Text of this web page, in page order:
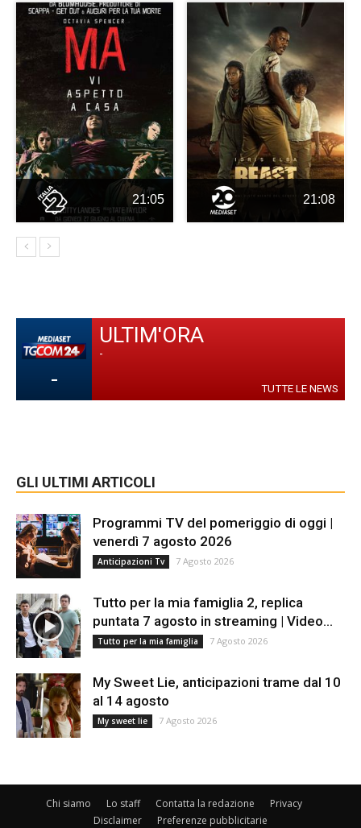
21:05 21:08
-
ULTIM'ORA
-
TUTTE LE NEWS
GLI ULTIMI ARTICOLI
Programmi TV del pomeriggio di oggi |
venerdì 7 agosto 2026
Anticipazioni Tv 7 Agosto 2026
Tutto per la mia famiglia 2, replica
puntata 7 agosto in streaming | Video...
Tutto per la mia famiglia 7 Agosto 2026
My Sweet Lie, anticipazioni trame dal 10
al 14 agosto
My sweet lie 7 Agosto 2026
Chi siamo Lo staff Contatta la redazione
Privacy
Disclaimer
Preferenze pubblicitarie